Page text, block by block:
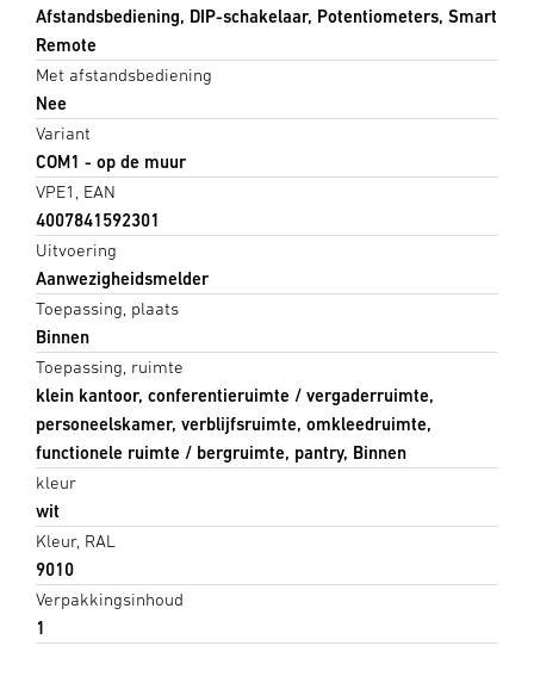
Afstandsbediening, DIP-schakelaar, Potentiometers, Smart
Remote
Met afstandsbediening
Nee
Variant
COM1 - op de muur
VPE1, EAN
4007841592301
Uitvoering
Aanwezigheidsmelder
Toepassing, plaats
Binnen
Toepassing, ruimte
klein kantoor, conferentieruimte / vergaderruimte,
personeelskamer, verblijfsruimte, omkleedruimte,
functionele ruimte / bergruimte, pantry, Binnen
kleur
wit
Kleur, RAL
9010
Verpakkingsinhoud
1